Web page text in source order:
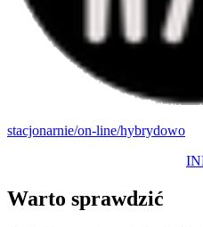
stacjonarnie/on-line/hybrydowo
Warto sprawdzić